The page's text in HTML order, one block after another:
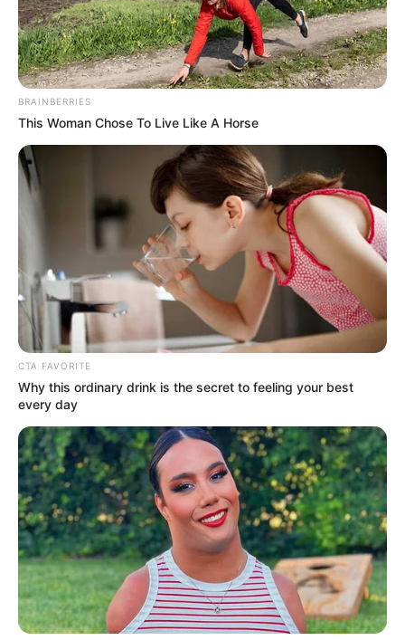
BRAINBERRIES
This Woman Chose To Live Like A Horse
CTA FAVORITE
Why this ordinary drink is the secret to feeling your best
every day